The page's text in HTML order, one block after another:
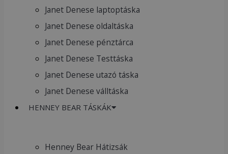
Janet Denese laptoptáska
Janet Denese oldaltáska
Janet Denese pénztárca
Janet Denese Testtáska
Janet Denese utazó táska
Janet Denese válltáska
HENNEY BEAR TÁSKÁK
Henney Bear Hátizsák